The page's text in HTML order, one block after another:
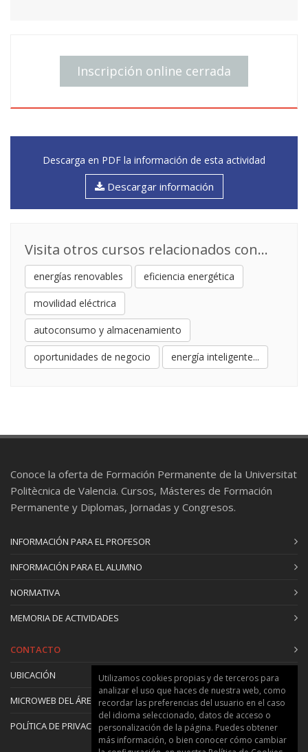
Energy Project Management
“Almacenamiento energético”
Vicepresidente
HYBRID ENERGY STORAGE SOLUTIONS. D.
Xavier Benavides. Deputy CTO
BET SOLAR. D. Borja Pellicer. CEO
FRONIUS. D. Sergio López de Castro. National
Sales Director
11:10 PAUSA
“Renovables contra Renovables”
12:00 CONFERENCIA
energía”
BP. D. Pablo Matas. Director Global Programa de
“Autoconsumo y almacenamiento: solución al
balance de la red”
Modera: BAYWARE. D. Sergio Poyatos. Project
NEDGIA. D. Francisco Torres. Director Área
Gases Renovables
Inscripción online cerrada
Descarga en PDF la información de esta actividad
Descargar información
Visita otros cursos relacionados con...
energías renovables eficiencia energética
movilidad eléctrica
autoconsumo y almacenamiento
oportunidades de negocio energía inteligente...
Conoce la oferta de Formación Permanente de la Universitat
Politècnica de Valencia. Cursos, Másteres de Formación
Permanente y Diplomas, Jornadas y Congresos.
INFORMACIÓN PARA EL PROFESOR
INFORMACIÓN PARA EL ALUMNO
NORMATIVA
MEMORIA DE ACTIVIDADES
CONTACTO
UBICACIÓN
MICROWEB DEL ÁREA
POLÍTICA DE PRIVACIDAD Y COOKIES
Utilizamos cookies propias y de terceros para
analizar el uso que haces de nuestra web, como
recordar las preferencias del usuario en el caso
del idioma seleccionado, datos de acceso o
personalización de la página. Puedes obtener
más información, o bien conocer cómo cambiar